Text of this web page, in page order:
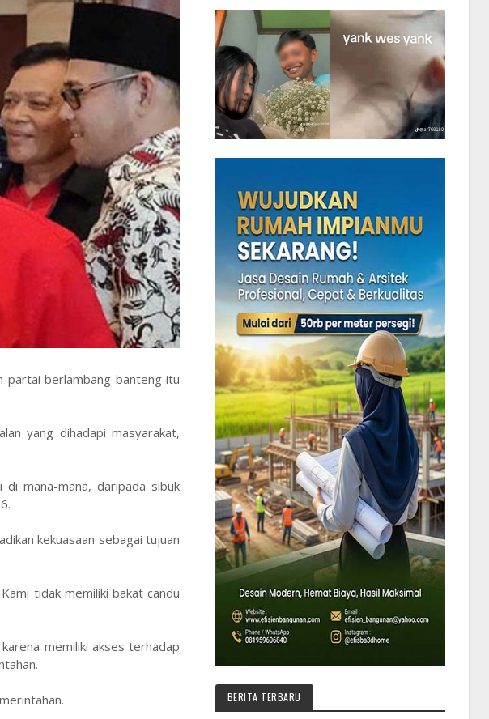
partai berlambang banteng itu
yang dihadapi masyarakat,
mana-mana, daripada sibuk
kekuasaan sebagai tujuan
tidak memiliki bakat candu
memiliki akses terhadap
BERITA TERBARU